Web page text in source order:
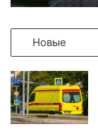
м
в
ь
я
о
Новые